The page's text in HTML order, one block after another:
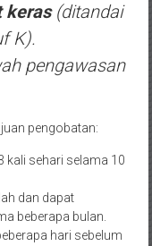
keras(ditandai
K).
pengawasan
pengobatan:
kali sehari selama 10
dan dapat
beberapa bulan.
hari sebelum